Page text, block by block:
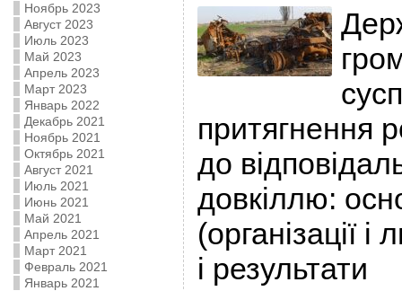
Ноябрь 2023
Август 2023
Июль 2023
Май 2023
Апрель 2023
Март 2023
Январь 2022
Декабрь 2021
Ноябрь 2021
Октябрь 2021
Август 2021
Июль 2021
Июнь 2021
Май 2021
Апрель 2021
Март 2021
Февраль 2021
Январь 2021
притягнення
до
довкіллю:
(організації
і результати